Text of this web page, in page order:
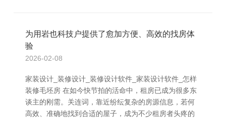
为用岩也科技户提供了愈加方便、高效的找房体
验
2026-02-08
家装设计_装修设计_装修设计软件_家装设计软件_怎样
装修毛坯房 在如今快节拍的活命中，租房已成为很多东
谈主的刚需。关连词，靠近纷纭复杂的房源信息，若何
高效、准确地找到合适的屋子，成为不少租房者头疼的